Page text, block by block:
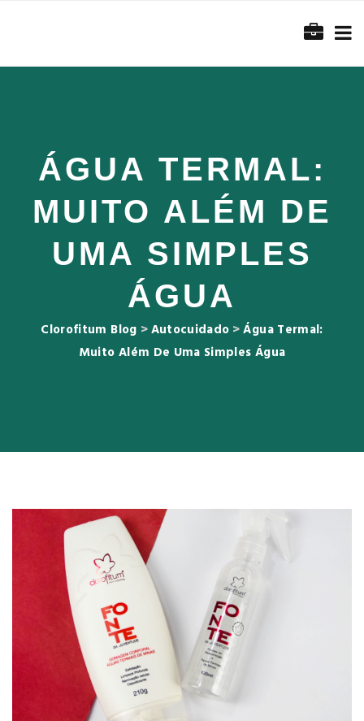
ÁGUA TERMAL:
MUITO ALÉM DE
UMA SIMPLES
ÁGUA
Clorofitum Blog >Autocuidado >Água Termal:
Muito Além De Uma Simples Água